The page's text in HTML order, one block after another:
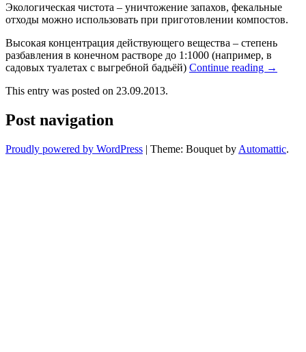
Экологическая чистота – уничтожение запахов, фекальные
отходы можно использовать при приготовлении компостов.
Высокая концентрация действующего вещества – степень
разбавления в конечном растворе до 1:1000 (например, в
садовых туалетах с выгребной бадьёй) Continue reading →
This entry was posted on 23.09.2013.
Post navigation
Proudly powered by WordPress | Theme: Bouquet by Automattic.